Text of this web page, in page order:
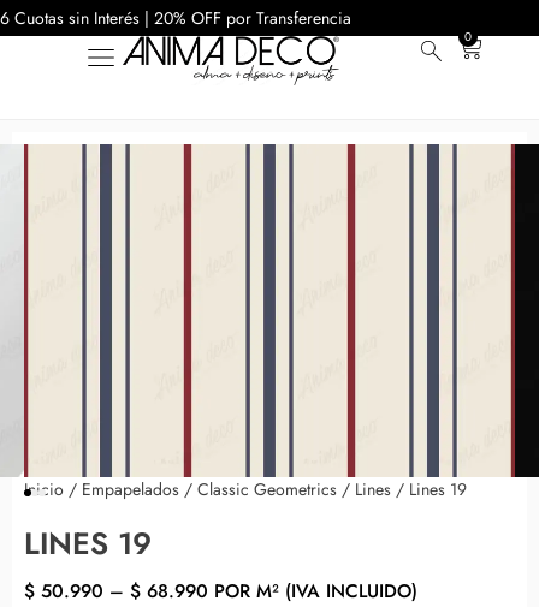
6 Cuotas sin Interés | 20% OFF por Transferencia
0
Inicio / Empapelados / Classic Geometrics / Lines / Lines 19
LINES 19
$ 50.990 – $ 68.990 POR M² (IVA INCLUIDO)